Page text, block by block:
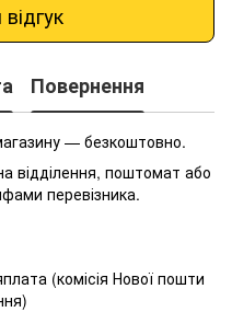
Повернення
— безкоштовно.
відділення, поштомат або
перевізника.
(комісія Нової пошти